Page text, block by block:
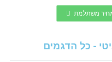
משתלמת
- כל הדגמים